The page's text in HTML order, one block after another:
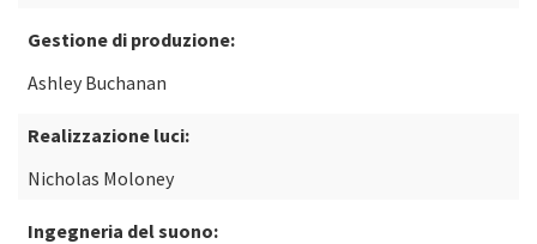
Gestione di produzione:
Ashley Buchanan
Realizzazione luci:
Nicholas Moloney
Ingegneria del suono: